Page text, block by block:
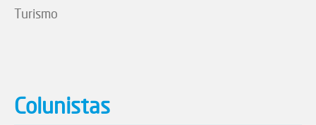
Turismo
Colunistas